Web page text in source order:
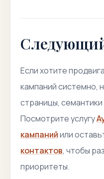
Если хотите
кампаний системно,
страницы,
Посмотрите услугу
кампанийили
контактов, чтобы
приоритеты.